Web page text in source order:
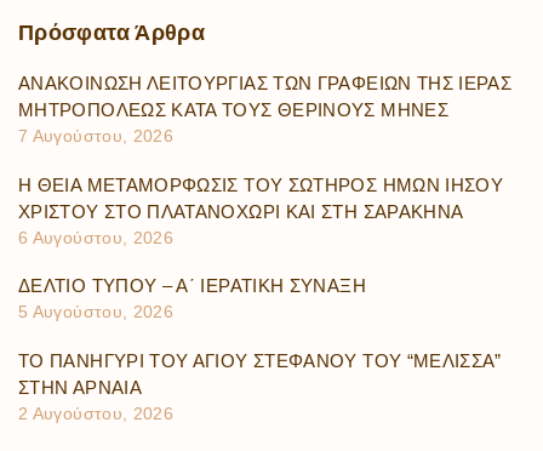
Πρόσφατα Άρθρα
ΑΝΑΚΟΙΝΩΣΗ ΛΕΙΤΟΥΡΓΙΑΣ ΤΩΝ ΓΡΑΦΕΙΩΝ ΤΗΣ ΙΕΡΑΣ
ΜΗΤΡΟΠΟΛΕΩΣ ΚΑΤΑ ΤΟΥΣ ΘΕΡΙΝΟΥΣ ΜΗΝΕΣ
7 Αυγούστου, 2026
Η ΘΕΙΑ ΜΕΤΑΜΟΡΦΩΣΙΣ ΤΟΥ ΣΩΤΗΡΟΣ ΗΜΩΝ ΙΗΣΟΥ
ΧΡΙΣΤΟΥ ΣΤΟ ΠΛΑΤΑΝΟΧΩΡΙ ΚΑΙ ΣΤΗ ΣΑΡΑΚΗΝΑ
6 Αυγούστου, 2026
ΔΕΛΤΙΟ ΤΥΠΟΥ – Α΄ ΙΕΡΑΤΙΚΗ ΣΥΝΑΞΗ
5 Αυγούστου, 2026
ΤΟ ΠΑΝΗΓΥΡΙ ΤΟΥ ΑΓΙΟΥ ΣΤΕΦΑΝΟΥ ΤΟΥ “ΜΕΛΙΣΣΑ”
ΣΤΗΝ ΑΡΝΑΙΑ
2 Αυγούστου, 2026